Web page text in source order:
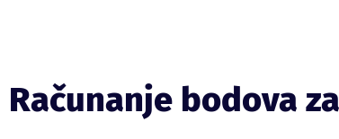
Računanje bodova